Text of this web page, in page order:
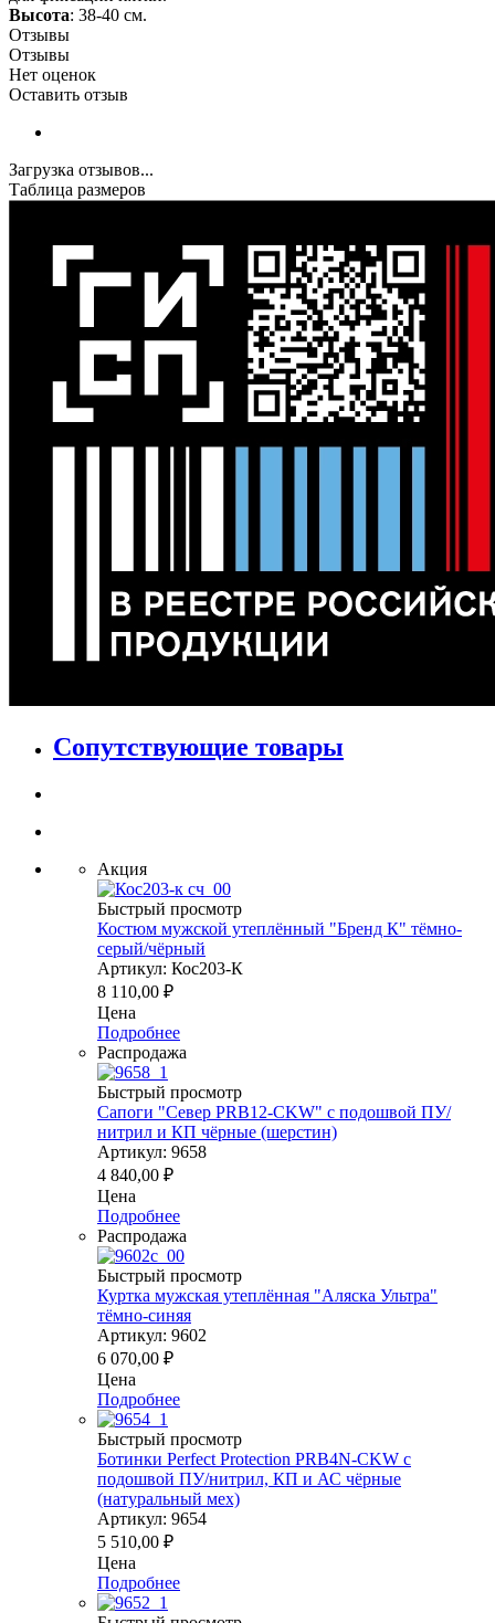
Высота: 38-40 см.
Отзывы
Отзывы
Нет оценок
Оставить отзыв
Загрузка отзывов...
Таблица размеров
Сопутствующие товары
Акция
Быстрый просмотр
Костюм мужской утеплённый "Бренд К" тёмно-
серый/чёрный
Артикул: Кос203-К
8 110,00 ₽
Цена
Подробнее
Распродажа
Быстрый просмотр
Сапоги "Север PRB12-CKW" с подошвой ПУ/
нитрил и КП чёрные (шерстин)
Артикул: 9658
4 840,00 ₽
Цена
Подробнее
Распродажа
Быстрый просмотр
Куртка мужская утеплённая "Аляска Ультра"
тёмно-синяя
Артикул: 9602
6 070,00 ₽
Цена
Подробнее
Быстрый просмотр
Ботинки Perfect Protection PRB4N-CKW с
подошвой ПУ/нитрил, КП и АС чёрные
(натуральный мех)
Артикул: 9654
5 510,00 ₽
Цена
Подробнее